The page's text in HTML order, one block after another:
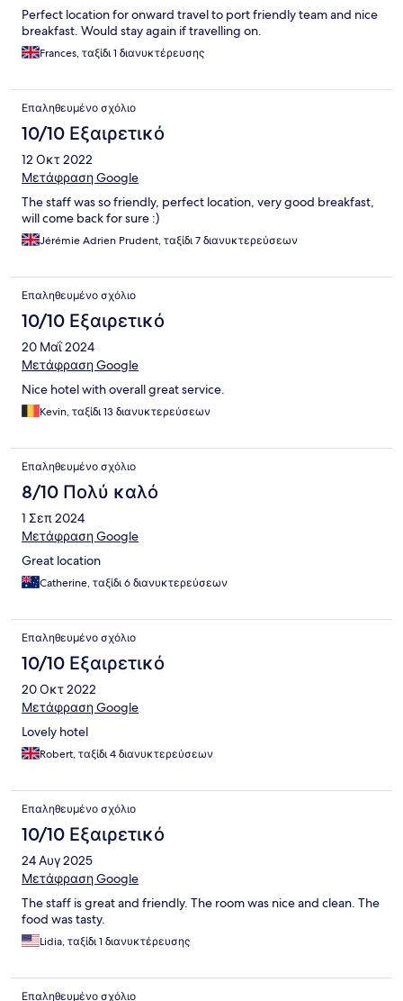
Perfect location for onward travel to port friendly team and nice
breakfast. Would stay again if travelling on.
Frances, ταξίδι 1 διανυκτέρευσης
Επαληθευμένο σχόλιο
10/10 Εξαιρετικό
12 Οκτ 2022
Μετάφραση Google
The staff was so friendly, perfect location, very good breakfast,
will come back for sure :)
Jérémie Adrien Prudent, ταξίδι 7 διανυκτερεύσεων
Επαληθευμένο σχόλιο
10/10 Εξαιρετικό
20 Μαΐ 2024
Μετάφραση Google
Nice hotel with overall great service.
Kevin, ταξίδι 13 διανυκτερεύσεων
Επαληθευμένο σχόλιο
8/10 Πολύ καλό
1 Σεπ 2024
Μετάφραση Google
Great location
Catherine, ταξίδι 6 διανυκτερεύσεων
Επαληθευμένο σχόλιο
10/10 Εξαιρετικό
20 Οκτ 2022
Μετάφραση Google
Lovely hotel
Robert, ταξίδι 4 διανυκτερεύσεων
Επαληθευμένο σχόλιο
10/10 Εξαιρετικό
24 Αυγ 2025
Μετάφραση Google
The staff is great and friendly. The room was nice and clean. The
food was tasty.
Lidia, ταξίδι 1 διανυκτέρευσης
Επαληθευμένο σχόλιο